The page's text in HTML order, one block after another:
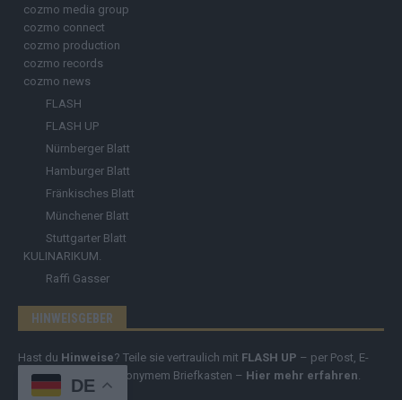
cozmo media group
cozmo connect
cozmo production
cozmo records
cozmo news
FLASH
FLASH UP
Nürnberger Blatt
Hamburger Blatt
Fränkisches Blatt
Münchener Blatt
Stuttgarter Blatt
KULINARIKUM.
Raffi Gasser
HINWEISGEBER
Hast du Hinweise? Teile sie vertraulich mit FLASH UP – per Post, E-
Mail, Telefon oder anonymem Briefkasten – Hier mehr erfahren.
DE